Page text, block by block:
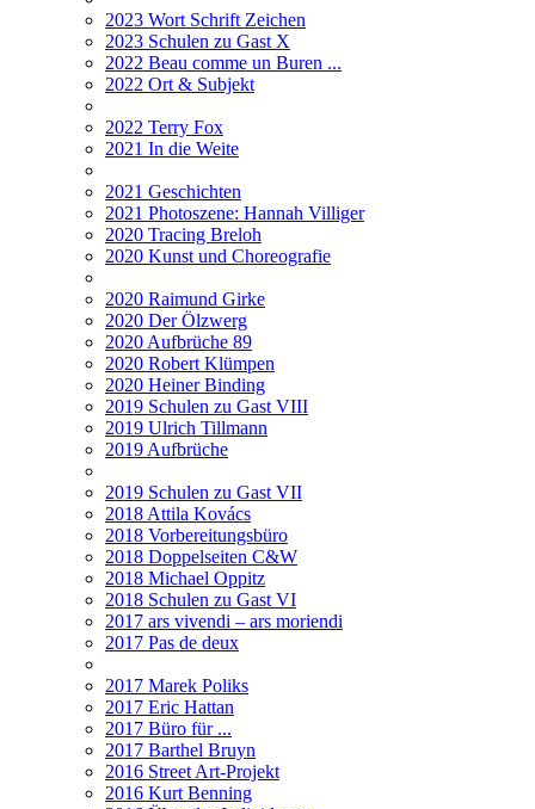
2023 Wort Schrift Zeichen
2023 Schulen zu Gast X
2022 Beau comme un Buren ...
2022 Ort & Subjekt
2022 Terry Fox
2021 In die Weite
2021 Geschichten
2021 Photoszene: Hannah Villiger
2020 Tracing Breloh
2020 Kunst und Choreografie
2020 Raimund Girke
2020 Der Ölzwerg
2020 Aufbrüche 89
2020 Robert Klümpen
2020 Heiner Binding
2019 Schulen zu Gast VIII
2019 Ulrich Tillmann
2019 Aufbrüche
2019 Schulen zu Gast VII
2018 Attila Kovács
2018 Vorbereitungsbüro
2018 Doppelseiten C&W
2018 Michael Oppitz
2018 Schulen zu Gast VI
2017 ars vivendi – ars moriendi
2017 Pas de deux
2017 Marek Poliks
2017 Eric Hattan
2017 Büro für ...
2017 Barthel Bruyn
2016 Street Art-Projekt
2016 Kurt Benning